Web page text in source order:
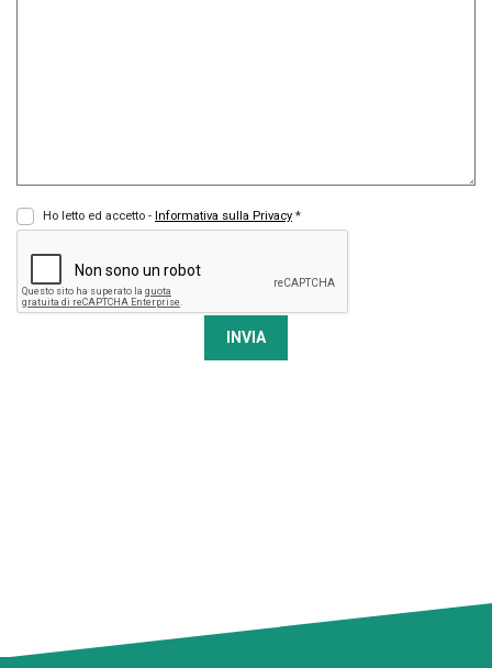
Ho letto ed accetto - Informativa sulla Privacy *
INVIA